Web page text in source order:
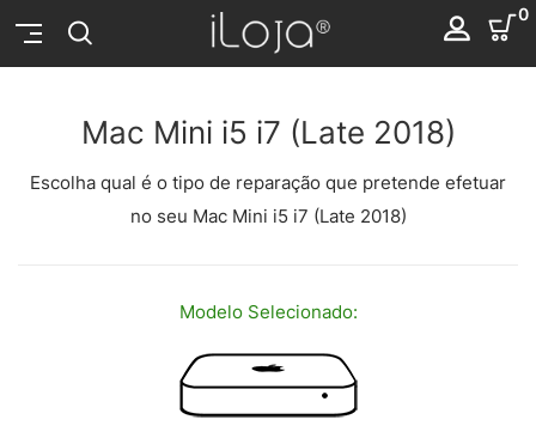
0
Mac Mini i5 i7 (Late 2018)
Escolha qual é o tipo de reparação que pretende efetuar
no seu Mac Mini i5 i7 (Late 2018)
Modelo Selecionado: